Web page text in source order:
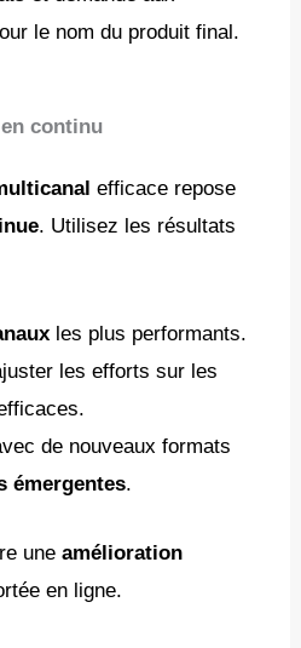
le nom du produit final.
continu
efficace repose
. Utilisez les résultats
les plus performants.
les efforts sur les
de nouveaux formats
émergentes.
uneamélioration
en ligne.